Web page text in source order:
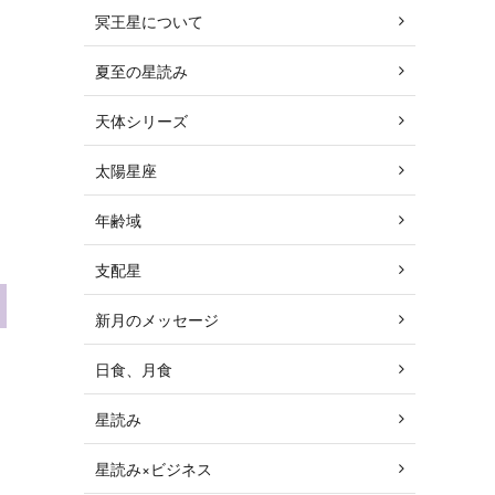
冥王星について
夏至の星読み
天体シリーズ
太陽星座
年齢域
支配星
新月のメッセージ
日食、月食
星読み
星読み×ビジネス